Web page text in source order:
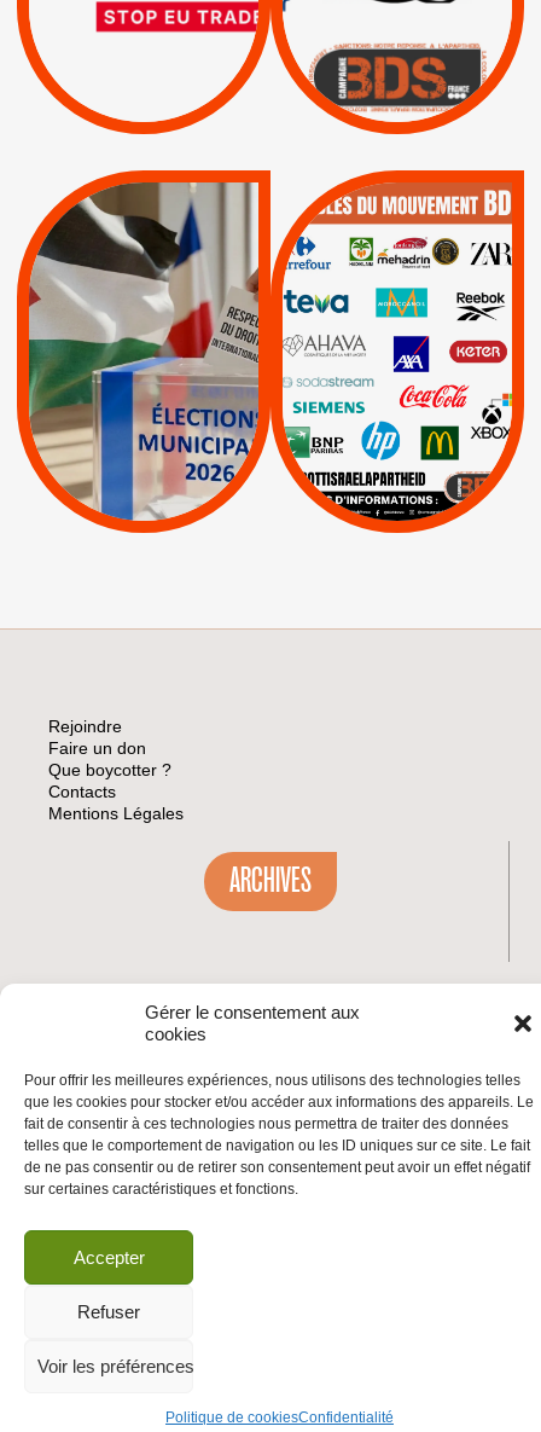
Gérer le consentement aux
cookies
Pour offrir les meilleures expériences, nous utilisons des technologies telles
que les cookies pour stocker et/ou accéder aux informations des appareils. Le
fait de consentir à ces technologies nous permettra de traiter des données
telles que le comportement de navigation ou les ID uniques sur ce site. Le fait
de ne pas consentir ou de retirer son consentement peut avoir un effet négatif
sur certaines caractéristiques et fonctions.
Accepter
Refuser
Voir les préférences
Politique de cookiesConfidentialité
D’ASSOCIATION UE-
ISRAËL
| Pétitions
| Boycott militaire |
Lettres d'interpellation
MUNICIPALES 2026 :
JE VOTE POUR LE
RESPECT DU DROIT
INTERNATIONAL EN
PALESTINE
APPELS | Actus |
Espaces Sans
Apartheid
| Lettres d'interpellation
QUE BOYCOTTER ?
BOYCOTT /
AXA BNP | CAF |
Carrefour | HP |
Keter |
Livres et brochures |
Mehadrin | PUMA
Sodastream |
Visuels, tracts,
affiches,...
Rejoindre
Faire un don
Que boycotter ?
Contacts
Mentions Légales
ARCHIVES
INSCRIVEZ-VOUS À LA NEWSLETTER
Inscrivez-vous à la Newsletter
Valider